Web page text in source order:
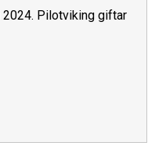
2024. Pilotviking giftar